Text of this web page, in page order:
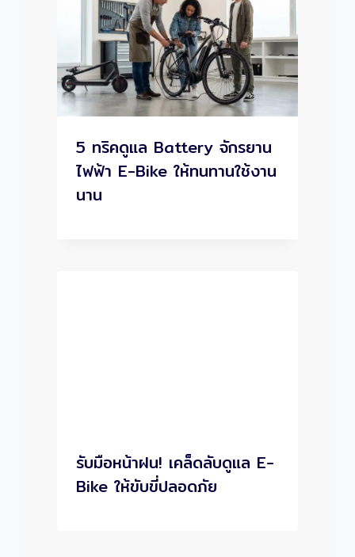
5 ทริคดูแล Battery จักรยาน
ไฟฟ้า E-Bike ให้ทนทานใช้งาน
นาน
รับมือหน้าฝน! เคล็ดลับดูแล E-
Bike ให้ขับขี่ปลอดภัย